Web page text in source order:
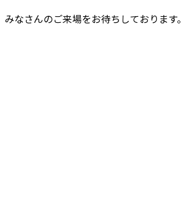
みなさんのご来場をお待ちしております。